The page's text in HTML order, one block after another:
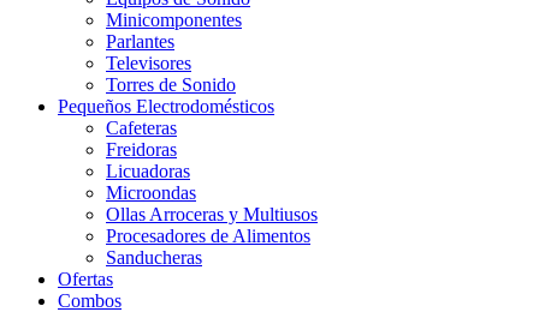
Minicomponentes
Parlantes
Televisores
Torres de Sonido
Pequeños Electrodomésticos
Cafeteras
Freidoras
Licuadoras
Microondas
Ollas Arroceras y Multiusos
Procesadores de Alimentos
Sanducheras
Ofertas
Combos